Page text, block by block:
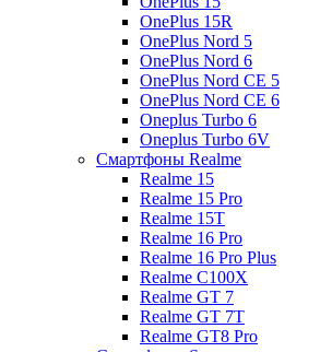
OnePlus 15R
OnePlus Nord 5
OnePlus Nord 6
OnePlus Nord CE 5
OnePlus Nord CE 6
Oneplus Turbo 6
Oneplus Turbo 6V
Смартфоны Realme
Realme 15
Realme 15 Pro
Realme 15T
Realme 16 Pro
Realme 16 Pro Plus
Realme C100X
Realme GT 7
Realme GT 7T
Realme GT8 Pro